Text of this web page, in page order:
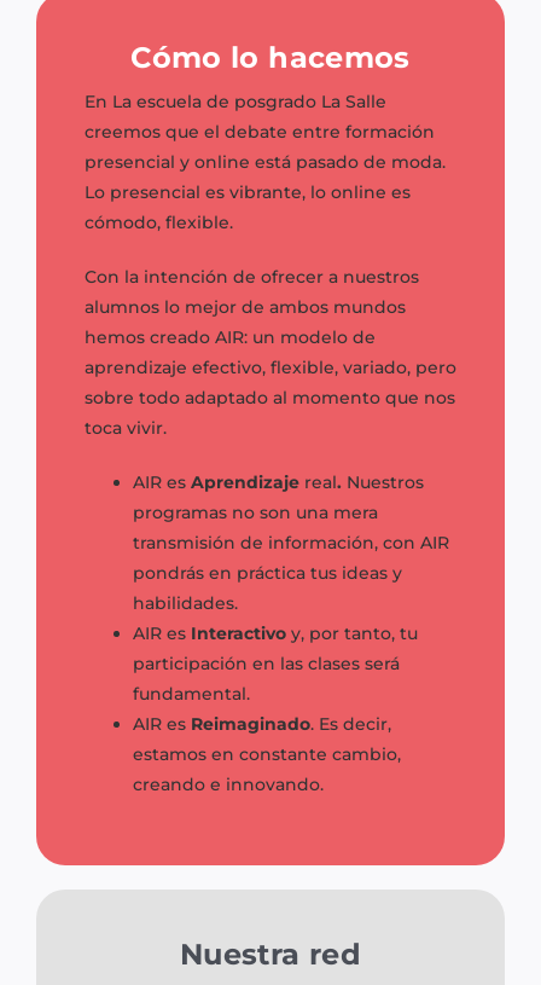
Cómo lo hacemos
En La escuela de posgrado La Salle
creemos que el debate entre formación
presencial y online está pasado de moda.
Lo presencial es vibrante, lo online es
cómodo, flexible.
Con la intención de ofrecer a nuestros
alumnos lo mejor de ambos mundos
hemos creado AIR: un modelo de
aprendizaje efectivo, flexible, variado, pero
sobre todo adaptado al momento que nos
toca vivir.
AIR es Aprendizaje real. Nuestros
programas no son una mera
transmisión de información, con AIR
pondrás en práctica tus ideas y
habilidades.
AIR es Interactivo y, por tanto, tu
participación en las clases será
fundamental.
AIR es Reimaginado. Es decir,
estamos en constante cambio,
creando e innovando.
Nuestra red